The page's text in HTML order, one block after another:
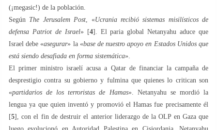
(¡megasic!) de la población.
Según The Jerusalem Post, «Ucrania recibió sistemas misilísticos de
defensa Patriot de Israel» [4]. El paria global Netanyahu aduce que
Israel debe «asegurar» la «base de nuestro apoyo en Estados Unidos que
está siendo desafiada en forma sistemática».
El primer ministro israelí acusa a Qatar de financiar la campaña de
desprestigio contra su gobierno y fulmina que quienes lo critican son
«partidarios de los terroristas de Hamas». Netanyahu se mordió la
lengua ya que quien inventó y promovió el Hamas fue precisamente él
[5], con el fin de destruir el anterior liderazgo de la OLP en Gaza que